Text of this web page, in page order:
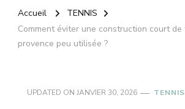
Accueil
TENNIS
Comment éviter une construction court de
provence peu utilisée ?
UPDATED ON JANVIER 30, 2026 TENNIS